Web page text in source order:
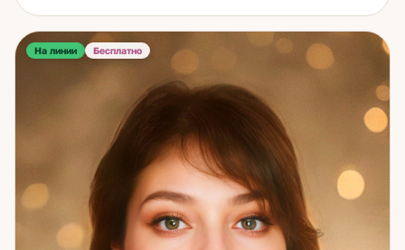
аналитических инструментов, через прямой поток
информации. Это даёт не вероятности, а конкретную
картину: что происходит сейчас, как это будет развиваться
и где находится точка влияния. Темы: отношения и
совместимость; намерения партнёра; карьера и финансы;
выявление и устранение деструктивных влияний;
раскрытие скрытых талантов и потенциала. Из практики:
девушка дважды обращалась ко мне с одним вопросом об
отношениях. В первый раз — ещё не была готова принять
ответ. Во второй — картина подтвердила необходимость
разрыва. Сейчас счастлива: новая семья, близнецы. Задача
— дать ясность там, где была неопределённость.
На линии Бесплатно